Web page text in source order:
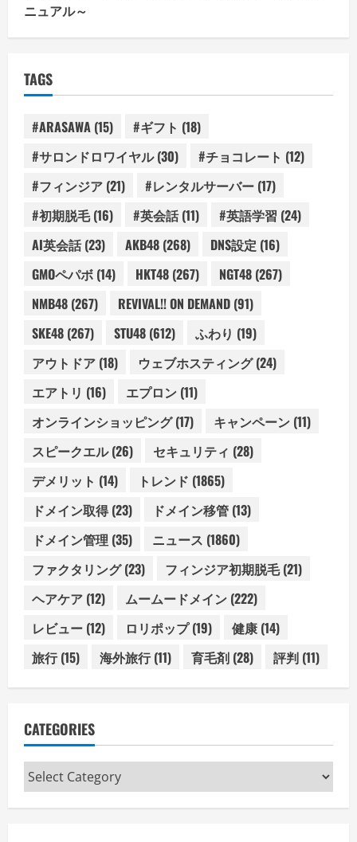
ニュアル～
TAGS
#ARASAWA (15) #ギフト (18)
#サロンドロワイヤル(30) #チョコレート (12)
#フィンジア (21) #レンタルサーバー (17)
#初期脱毛(16) #英会話(11) #英語学習 (24)
AI英会話(23) AKB48 (268) DNS設定 (16)
GMOペパボ (14) HKT48 (267) NGT48 (267)
NMB48 (267) REVIVAL!! ON DEMAND (91)
SKE48 (267) STU48 (612) ふわり (19)
アウトドア (18) ウェブホスティング(24)
エアトリ (16) エプロン (11)
オンラインショッピング(17) キャンペーン (11)
スピークエル(26) セキュリティ (28)
デメリット (14) トレンド (1865)
ドメイン取得(23) ドメイン移管 (13)
ドメイン管理 (35) ニュース (1860)
ファクタリング(23) フィンジア初期脱毛(21)
ヘアケア (12) ムームードメイン (222)
レビュー (12) ロリポップ(19) 健康 (14)
旅行(15) 海外旅行(11) 育毛剤 (28) 評判 (11)
CATEGORIES
Categories